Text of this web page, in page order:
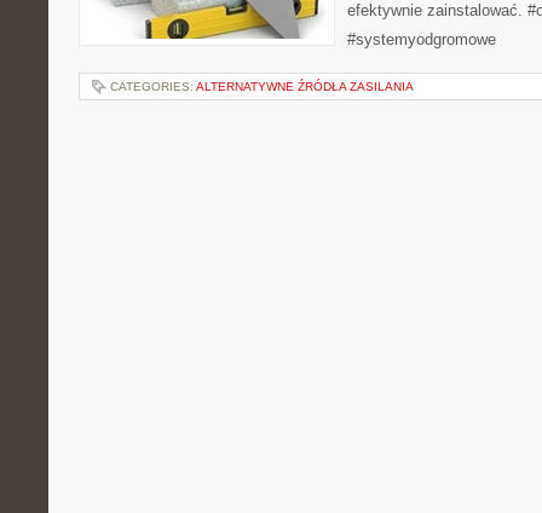
efektywnie zainstalować.
#systemyodgromowe
CATEGORIES: ALTERNATYWNE ŹRÓDŁA ZASILANIA